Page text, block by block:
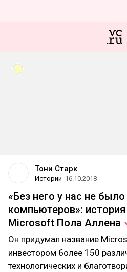
Тони Старк
Истории 16.10.2018
«Без него у нас не
компьютеров»:
Microsoft Пола Аллена
Он придумал название
инвестором более 150
технологических и